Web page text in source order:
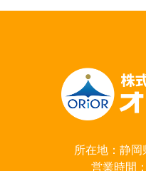
所在地：静岡
営業時間